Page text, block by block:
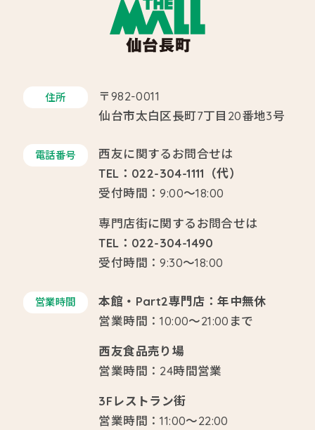
住所
〒982-0011
仙台市太白区長町7丁目20番地3号
電話番号
西友に関するお問合せは
TEL：022-304-1111（代）
受付時間：9:00～18:00
専門店街に関するお問合せは
TEL：022-304-1490
受付時間：9:30～18:00
営業時間
本館・Part2専門店：年中無休
営業時間：10:00～21:00まで
西友食品売り場
営業時間：24時間営業
3Fレストラン街
営業時間：11:00～22:00